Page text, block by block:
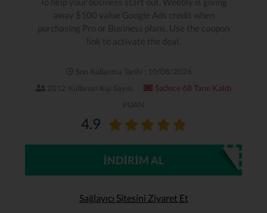
away $100 value Google Ads credit when
purchasing Pro or Business plans. Use the coupon
link to activate the deal.
Son Kullanma Tarihi : 10/08/2026
2012 Kullanan Kişi Sayısı
Sadece 68 Tane Kaldı
PUAN
4.9
İNDIRIM AL
Sağlayıcı Sitesini Ziyaret Et